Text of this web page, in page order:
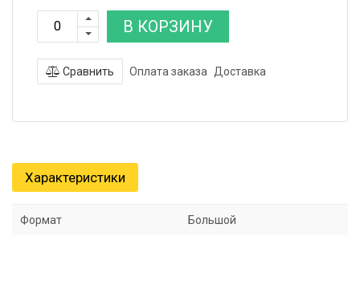
В КОРЗИНУ
Сравнить Оплата заказа Доставка
Характеристики
Формат Большой